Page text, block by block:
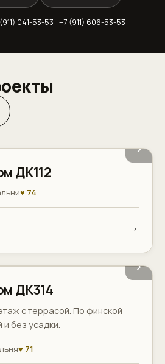
041-53-53 · +7 (911) 606-53-53
›
ДК112
♥ 74
→
›
ДК314
с террасой. По финской
без усадки.
♥ 71